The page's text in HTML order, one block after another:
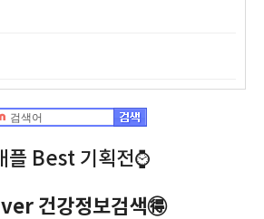
플 Best 기획전⌚️
건강정보검색🉐